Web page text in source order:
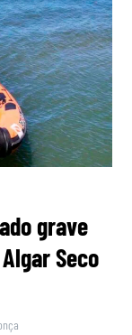
grave
Seco